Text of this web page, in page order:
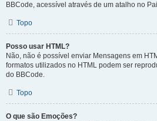
BBCode, acessível através de um atalho no
Topo
Posso usar HTML?
Não, não é possível enviar Mensagens em
formatos utilizados no HTML podem ser
do BBCode.
Topo
O que são Emoções?